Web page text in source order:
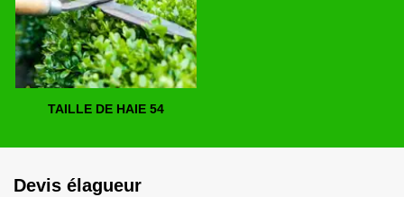
TAILLE DE HAIE 54
Devis élagueur